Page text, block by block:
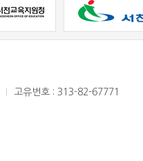
고유번호 : 313-82-67771